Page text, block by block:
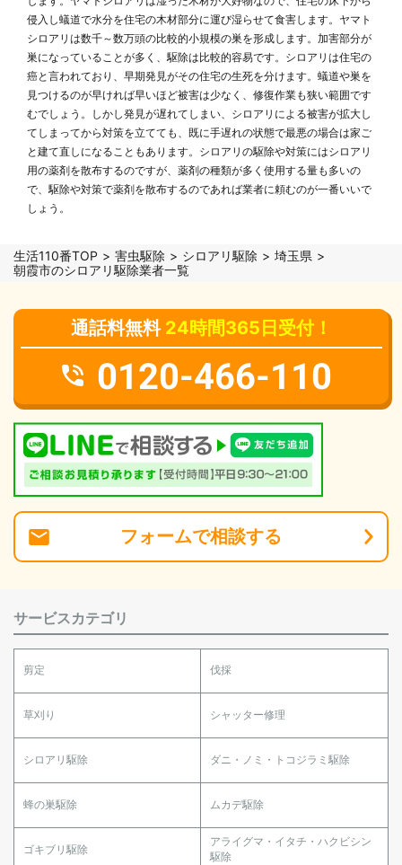
侵入し蟻道で水分を住宅の木材部分に運び湿らせて食害します。ヤマト
シロアリは数千～数万頭の比較的小規模の巣を形成します。加害部分が
巣になっていることが多く、駆除は比較的容易です。シロアリは住宅の
癌と言われており、早期発見がその住宅の生死を分けます。蟻道や巣を
見つけるのが早ければ早いほど被害は少なく、修復作業も狭い範囲です
むでしょう。しかし発見が遅れてしまい、シロアリによる被害が拡大し
てしまってから対策を立てても、既に手遅れの状態で最悪の場合は家ご
と建て直しになることもあります。シロアリの駆除や対策にはシロアリ
用の薬剤を散布するのですが、薬剤の種類が多く使用する量も多いの
で、駆除や対策で薬剤を散布するのであれば業者に頼むのが一番いいで
しょう。
生活110番TOP 害虫駆除 シロアリ駆除
埼玉県
朝霞市のシロアリ駆除業者一覧
通話料無料 24時間365日受付！
0120-466-110
フォームで相談する
サービスカテゴリ
剪定 伐採
草刈り シャッター修理
シロアリ駆除 ダニ・ノミ・トコジラミ駆除
蜂の巣駆除 ムカデ駆除
ゴキブリ駆除
アライグマ・イタチ・ハクビシン
駆除